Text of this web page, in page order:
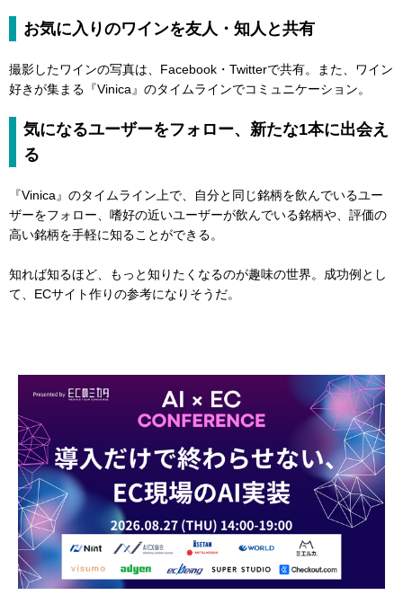
お気に入りのワインを友人・知人と共有
撮影したワインの写真は、Facebook・Twitterで共有。また、ワイン
好きが集まる『Vinica』のタイムラインでコミュニケーション。
気になるユーザーをフォロー、新たな1本に出会え
る
『Vinica』のタイムライン上で、自分と同じ銘柄を飲んでいるユー
ザーをフォロー、嗜好の近いユーザーが飲んでいる銘柄や、評価の
高い銘柄を手軽に知ることができる。
知れば知るほど、もっと知りたくなるのが趣味の世界。成功例とし
て、ECサイト作りの参考になりそうだ。